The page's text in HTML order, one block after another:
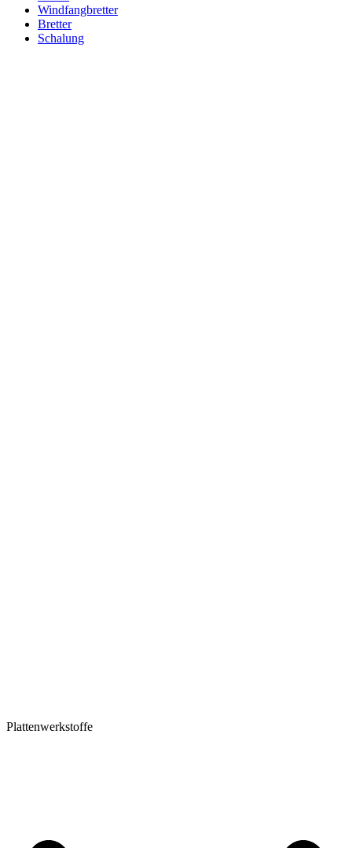
Windfangbretter
Bretter
Schalung
Plattenwerkstoffe